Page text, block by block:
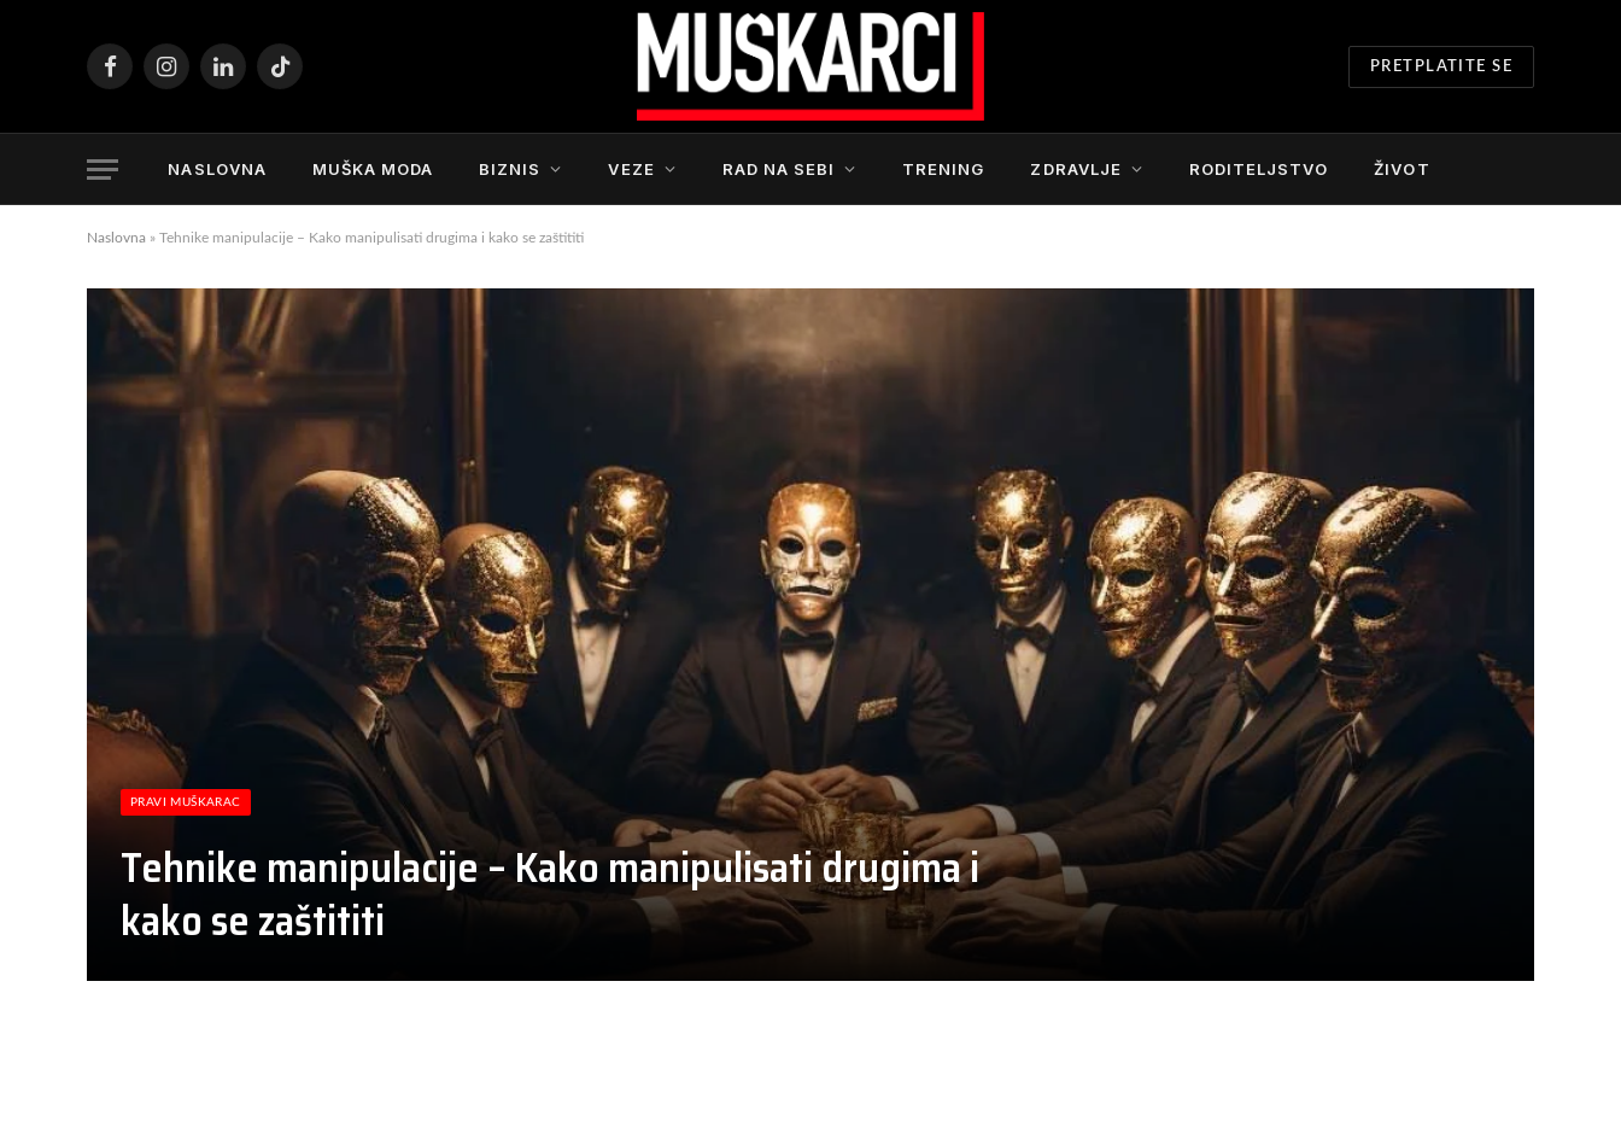
FacebookInstagramLinkedInTikTok
PRETPLATITE SE
NASLOVNA MUŠKA MODA BIZNIS VEZE RAD NA SEBI TRENING ZDRAVLJE RODITELJSTVO ŽIVOT
Naslovna » Tehnike manipulacije – Kako manipulisati drugima i kako se zaštititi
PRAVI MUŠKARAC
Tehnike manipulacije – Kako manipulisati drugima i
kako se zaštititi